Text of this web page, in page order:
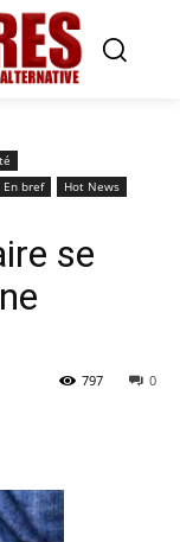
En bref
Hot News
se
0
797